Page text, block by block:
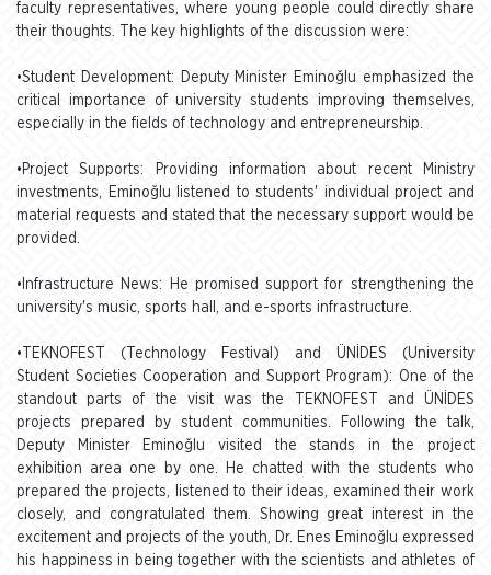
faculty representatives, where young people could directly share
their thoughts. The key highlights of the discussion were:
•Student Development: Deputy Minister Eminoğlu emphasized the
critical importance of university students improving themselves,
especially in the fields of technology and entrepreneurship.
•Project Supports: Providing information about recent Ministry
investments, Eminoğlu listened to students' individual project and
material requests and stated that the necessary support would be
provided.
•Infrastructure News: He promised support for strengthening the
university's music, sports hall, and e-sports infrastructure.
•TEKNOFEST (Technology Festival) and ÜNİDES (University
Student Societies Cooperation and Support Program): One of the
standout parts of the visit was the TEKNOFEST and ÜNİDES
projects prepared by student communities. Following the talk,
Deputy Minister Eminoğlu visited the stands in the project
exhibition area one by one. He chatted with the students who
prepared the projects, listened to their ideas, examined their work
closely, and congratulated them. Showing great interest in the
excitement and projects of the youth, Dr. Enes Eminoğlu expressed
his happiness in being together with the scientists and athletes of